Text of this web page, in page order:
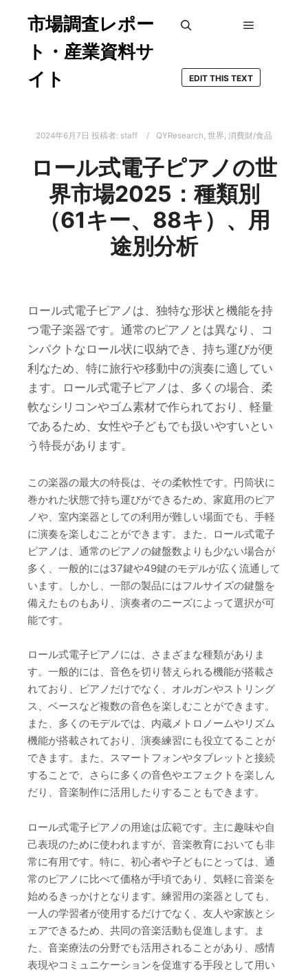
市場調査レポー
ト・産業資料サ
イト
EDIT THIS TEXT
2024年6月7日 投稿者: staff QYResearch, 世界, 消費財/食品
ロール式電子ピアノの世
界市場2025：種類別
（61キー、88キ）、用
途別分析
ロール式電子ピアノは、独特な形状と機能を持
つ電子楽器です。通常のピアノとは異なり、コ
ンパクトなロール状に収納でき、持ち運びが便
利なため、特に旅行や移動中の演奏に適してい
ます。ロール式電子ピアノは、多くの場合、柔
軟なシリコンやゴム素材で作られており、軽量
であるため、女性や子どもでも扱いやすいとい
う特長があります。
この楽器の最大の特長は、その柔軟性です。円筒状に
巻かれた状態で持ち運びができるため、家庭用のピア
ノや、室内楽器としての利用が難しい場面でも、手軽
に演奏を楽しむことができます。また、ロール式電子
ピアノは、通常のピアノの鍵盤数よりも少ない場合が
多く、一般的には37鍵や49鍵のモデルが広く流通して
います。しかし、一部の製品にはフルサイズの鍵盤を
備えたものもあり、演奏者のニーズによって選択が可
能です。
ロール式電子ピアノには、さまざまな種類がありま
す。一般的には、音色を切り替えられる機能が搭載さ
れており、ピアノだけでなく、オルガンやストリング
ス、ベースなど複数の音色を楽しむことができます。
また、多くのモデルでは、内蔵メトロノームやリズム
機能が搭載されており、演奏練習にも役立てることが
できます。また、スマートフォンやタブレットと接続
することで、さらに多くの音色やエフェクトを楽しん
だり、音楽制作に活用したりすることもできます。
ロール式電子ピアノの用途は広範です。主に趣味や自
己表現のために使われますが、音楽教育においても非
常に有用です。特に、初心者や子どもにとっては、通
常のピアノに比べて価格が手頃であり、気軽に音楽を
始めるきっかけとなります。練習用の楽器としても、
一人の学習者が使用するだけでなく、友人や家族とシ
ェアできるため、共同の音楽活動も促進します。ま
た、音楽療法の分野でも活用されることがあり、感情
表現やコミュニケーションを促進する手段として用い